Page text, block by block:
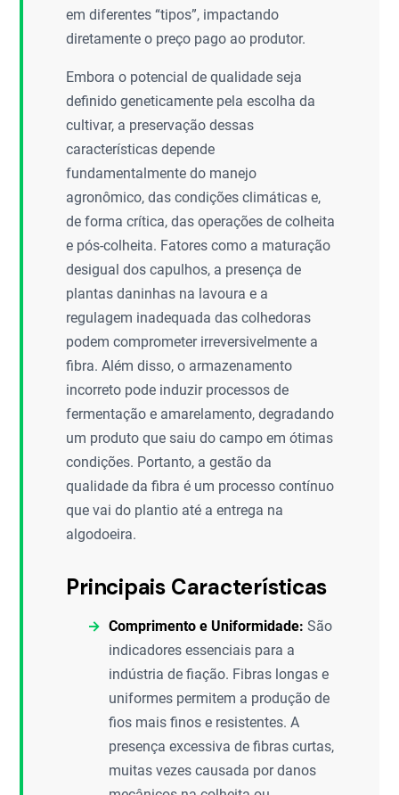
em diferentes “tipos”, impactando
diretamente o preço pago ao produtor.
Embora o potencial de qualidade seja
definido geneticamente pela escolha da
cultivar, a preservação dessas
características depende
fundamentalmente do manejo
agronômico, das condições climáticas e,
de forma crítica, das operações de colheita
e pós-colheita. Fatores como a maturação
desigual dos capulhos, a presença de
plantas daninhas na lavoura e a
regulagem inadequada das colhedoras
podem comprometer irreversivelmente a
fibra. Além disso, o armazenamento
incorreto pode induzir processos de
fermentação e amarelamento, degradando
um produto que saiu do campo em ótimas
condições. Portanto, a gestão da
qualidade da fibra é um processo contínuo
que vai do plantio até a entrega na
algodoeira.
Principais Características
Comprimento e Uniformidade: São
indicadores essenciais para a
indústria de fiação. Fibras longas e
uniformes permitem a produção de
fios mais finos e resistentes. A
presença excessiva de fibras curtas,
muitas vezes causada por danos